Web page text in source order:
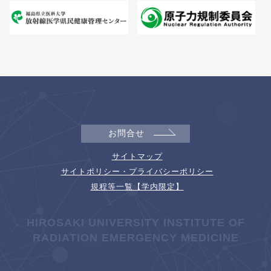
お問合せ
サイトマップ
サイトポリシー・プライバシーポリシー
規程等一覧【学内限定】
HIROSAKI UNIVERSITY INSTITUTE OF
RADIATION EMERGENCY MEDICINE